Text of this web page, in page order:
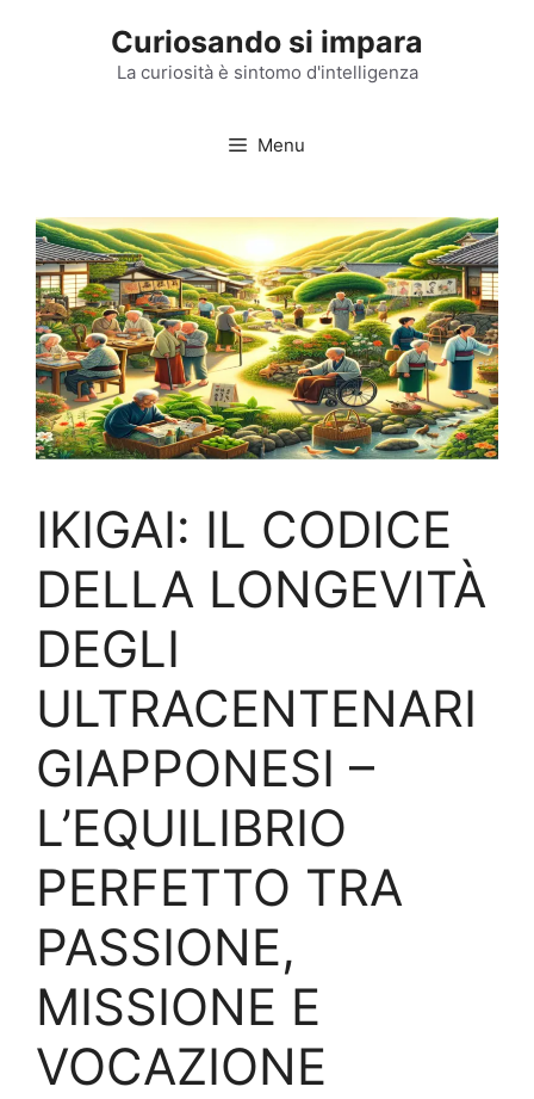
Curiosando si impara
La curiosità è sintomo d'intelligenza
Menu
IKIGAI: IL CODICE
DELLA LONGEVITÀ
DEGLI
ULTRACENTENARI
GIAPPONESI –
L’EQUILIBRIO
PERFETTO TRA
PASSIONE,
MISSIONE E
VOCAZIONE